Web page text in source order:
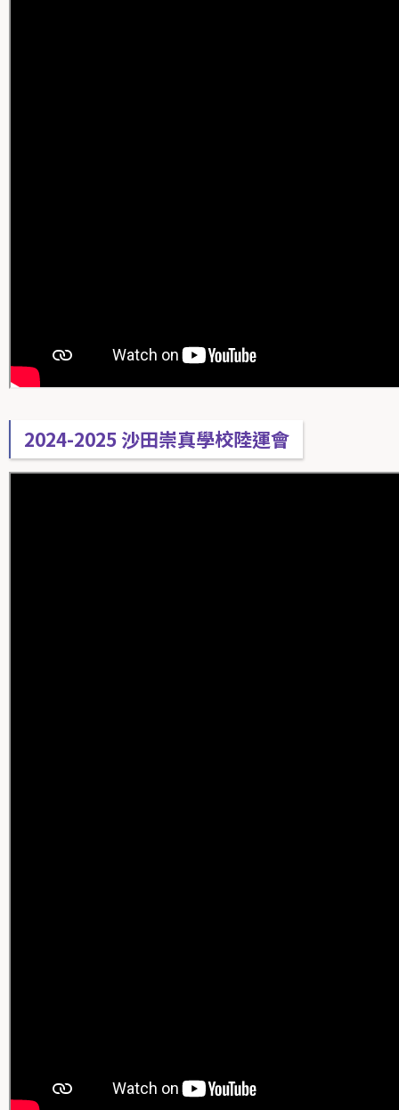
2024-2025 沙田崇真學校陸運會